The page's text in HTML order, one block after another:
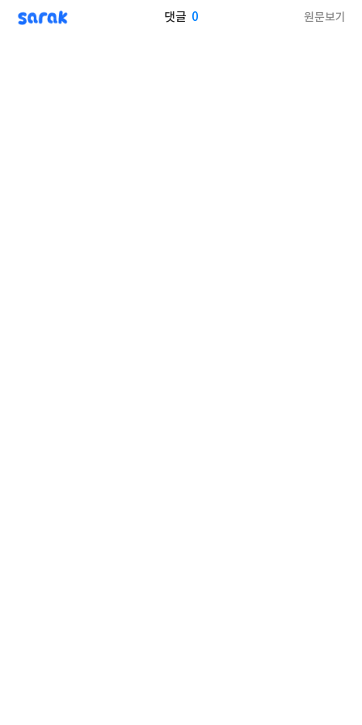
sarak 댓글 0 원문보기